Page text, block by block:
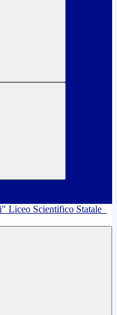
Liceo Scientifico Statale